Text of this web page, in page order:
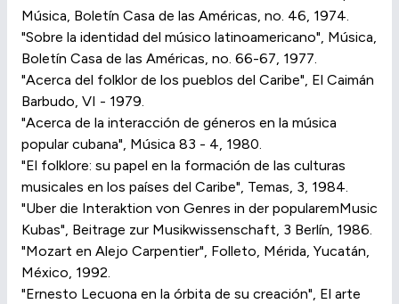
Música, Boletín Casa de las Américas, no. 46, 1974.
"Sobre la identidad del músico latinoamericano", Música,
Boletín Casa de las Américas, no. 66-67, 1977.
"Acerca del folklor de los pueblos del Caribe", El Caimán
Barbudo, VI - 1979.
"Acerca de la interacción de géneros en la música
popular cubana", Música 83 - 4, 1980.
"El folklore: su papel en la formación de las culturas
musicales en los países del Caribe", Temas, 3, 1984.
"Uber die Interaktion von Genres in der popularemMusic
Kubas", Beitrage zur Musikwissenschaft, 3 Berlín, 1986.
"Mozart en Alejo Carpentier", Folleto, Mérida, Yucatán,
México, 1992.
"Ernesto Lecuona en la órbita de su creación", El arte